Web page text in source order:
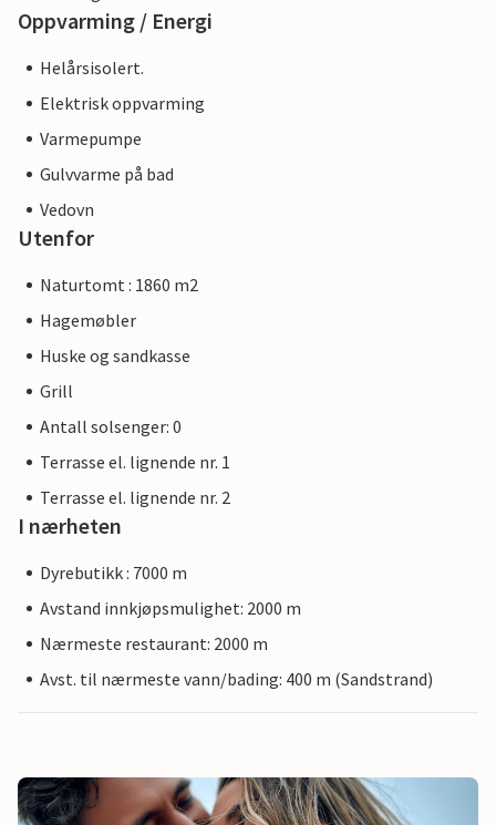
Oppvarming / Energi
Helårsisolert.
Elektrisk oppvarming
Varmepumpe
Gulvvarme på bad
Vedovn
Utenfor
Naturtomt : 1860 m2
Hagemøbler
Huske og sandkasse
Grill
Antall solsenger: 0
Terrasse el. lignende nr. 1
Terrasse el. lignende nr. 2
I nærheten
Dyrebutikk : 7000 m
Avstand innkjøpsmulighet: 2000 m
Nærmeste restaurant: 2000 m
Avst. til nærmeste vann/bading: 400 m (Sandstrand)